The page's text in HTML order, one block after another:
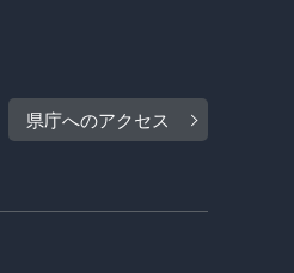
県庁へのアクセス